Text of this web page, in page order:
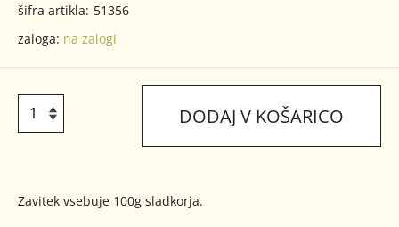
šifra artikla: 51356
zaloga: na zalogi
DODAJ V KOŠARICO
Zavitek vsebuje 100g sladkorja.